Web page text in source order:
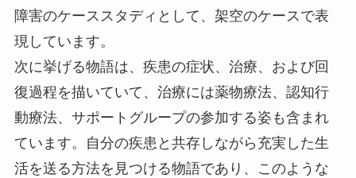
障害のケーススタディとして、架空のケースで表
現しています。
次に挙げる物語は、疾患の症状、治療、および回
復過程を描いていて、治療には薬物療法、認知行
動療法、サポートグループの参加する姿も含まれ
ています。自分の疾患と共存しながら充実した生
活を送る方法を見つける物語であり、このような